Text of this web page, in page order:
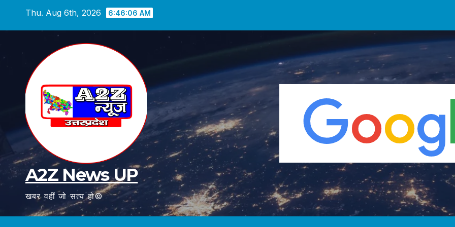
Thu. Aug 6th, 2026 6:46:07 AM
A2Z News UP
खबर वहीं जो सत्य हो©